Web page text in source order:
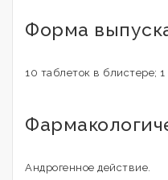
Форма
10 таблеток в блистере;
Андрогенное действие.